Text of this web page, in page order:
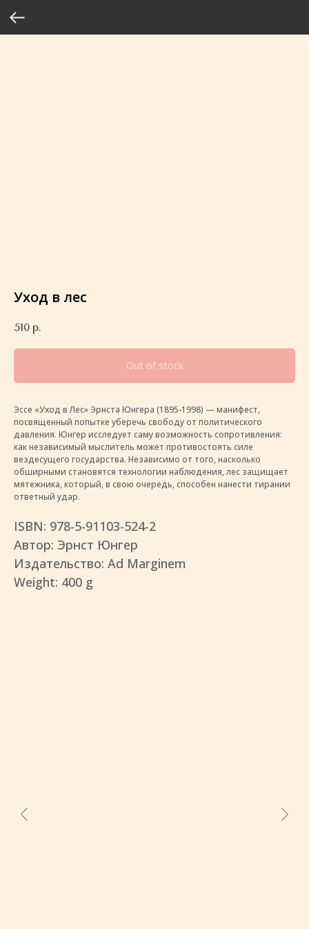
Уход в лес
510 р.
Out of stock
Эссе «Уход в Лес» Эрнста Юнгера (1895-1998) — манифест,
посвященный попытке уберечь свободу от политического
давления. Юнгер исследует саму возможность сопротивления:
как независимый мыслитель может противостоять силе
вездесущего государства. Независимо от того, насколько
обширными становятся технологии наблюдения, лес защищает
мятежника, который, в свою очередь, способен нанести тирании
ответный удар.
ISBN: 978-5-91103-524-2
Автор: Эрнст Юнгер
Издательство: Ad Marginem
Weight: 400 g